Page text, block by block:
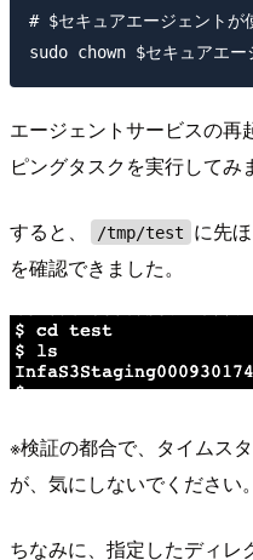
# $セキュアエージェントが
エージェントサービスの再
ピングタスクを実行してみ
すると、 /tmp/test
に先
を確認できました。
※検証の都合で、タイムス
が、気にしないでください。
ちなみに、指定したディレ